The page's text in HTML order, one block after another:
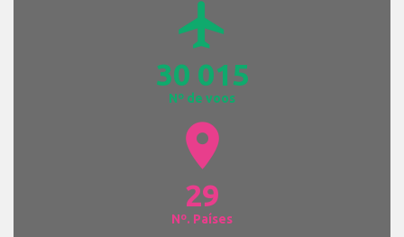
airplanemode_active
30 015
Nº de voos
location_on
29
Nº. Países